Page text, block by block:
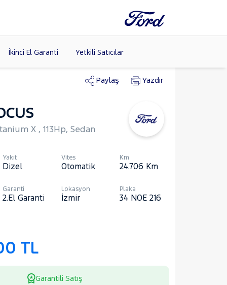
İkinci El Garanti Yetkili Satıcılar
Paylaş Yazdır
X , 113Hp, Sedan
Yakıt
Dizel
Vites
Otomatik
Km
24.706 Km
Garanti
2.El Garanti
Lokasyon
İzmir
Plaka
34 NOE 216
TL
Garantili Satış